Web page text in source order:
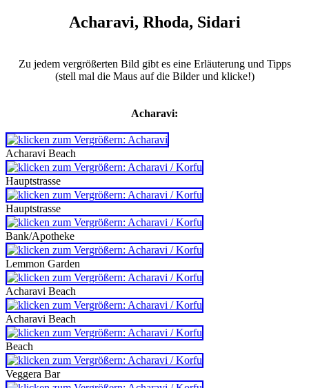
Acharavi, Rhoda, Sidari
Zu jedem vergrößerten Bild gibt es eine Erläuterung und Tipps
(stell mal die Maus auf die Bilder und klicke!)
Acharavi:
Acharavi Beach
Hauptstrasse
Hauptstrasse
Bank/Apotheke
Lemmon Garden
Acharavi Beach
Acharavi Beach
Beach
Veggera Bar